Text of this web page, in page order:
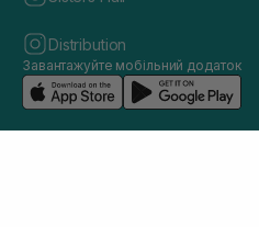
Distribution
Завантажуйте мобільний додаток